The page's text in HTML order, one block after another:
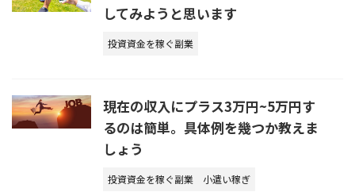
してみようと思います
投資資金を稼ぐ副業
現在の収入にプラス3万円~5万円す
るのは簡単。具体例を幾つか教えま
しょう
投資資金を稼ぐ副業 小遣い稼ぎ